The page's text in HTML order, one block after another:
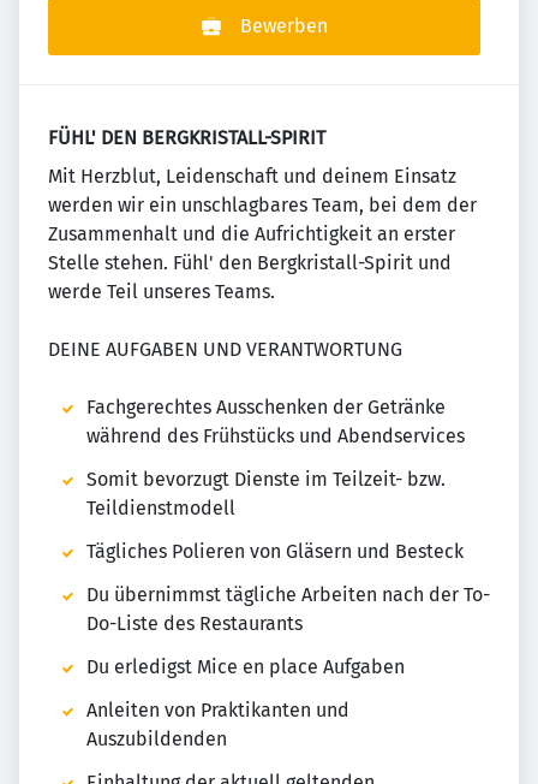
Bewerben
FÜHL' DEN BERGKRISTALL-SPIRIT
Mit Herzblut, Leidenschaft und deinem Einsatz
werden wir ein unschlagbares Team, bei dem der
Zusammenhalt und die Aufrichtigkeit an erster
Stelle stehen. Fühl' den Bergkristall-Spirit und
werde Teil unseres Teams.
DEINE AUFGABEN UND VERANTWORTUNG
Fachgerechtes Ausschenken der Getränke
während des Frühstücks und Abendservices
Somit bevorzugt Dienste im Teilzeit- bzw.
Teildienstmodell
Tägliches Polieren von Gläsern und Besteck
Du übernimmst tägliche Arbeiten nach der To-
Do-Liste des Restaurants
Du erledigst Mice en place Aufgaben
Anleiten von Praktikanten und
Auszubildenden